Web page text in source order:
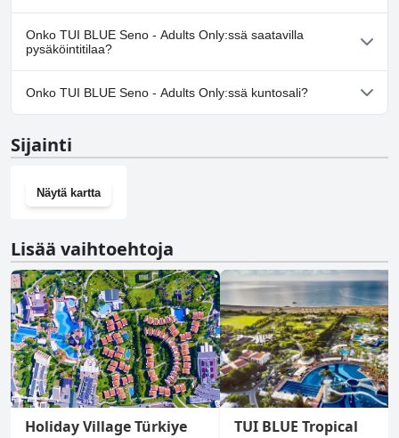
Ei, TUI BLUE Seno - Adults Only ei salli koiria.
Onko TUI BLUE Seno - Adults Only:ssä saatavilla
pysäköintitilaa?
Kyllä, TUI BLUE Seno - Adults Only tarjoaa
pysäköintimahdollisuuden.
Onko TUI BLUE Seno - Adults Only:ssä kuntosali?
Sijainti
Näytä kartta
Lisää vaihtoehtoja
Holiday Village Türkiye TUI BLUE Tropical